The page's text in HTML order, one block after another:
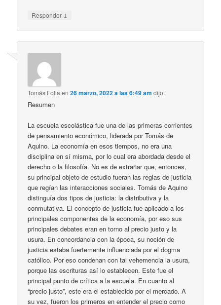
Responder ↓
Tomás Folia en26 marzo, 2022 a las 6:49 am dijo:
Resumen
La escuela escolástica fue una de las primeras corrientes
de pensamiento económico, liderada por Tomás de
Aquino. La economía en esos tiempos, no era una
disciplina en sí misma, por lo cual era abordada desde el
derecho o la filosofía. No es de extrañar que, entonces,
su principal objeto de estudio fueran las reglas de justicia
que regían las interacciones sociales. Tomás de Aquino
distinguía dos tipos de justicia: la distributiva y la
conmutativa. El concepto de justicia fue aplicado a los
principales componentes de la economía, por eso sus
principales debates eran en torno al precio justo y la
usura. En concordancia con la época, su noción de
justicia estaba fuertemente influenciada por el dogma
católico. Por eso condenan con tal vehemencia la usura,
porque las escrituras así lo establecen. Este fue el
principal punto de crítica a la escuela. En cuanto al
“precio justo”, este era el establecido por el mercado. A
su vez, fueron los primeros en entender el precio como